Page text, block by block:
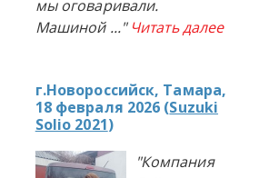
мы оговаривали.
Машиной ..." Читать далее
г.Новороссийск, Тамара,
18 февраля 2026 (Suzuki
Solio 2021)
"Компания